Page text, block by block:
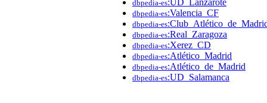
dbpedia-es
dbpedia-es:Valencia_CF
dbpedia-es
dbpedia-es:Real_Zaragoza
dbpedia-es:Xerez_CD
dbpedia-es:Atlético_Madrid
dbpedia-es:Atlético_de_Madrid
dbpedia-es:UD_Salamanca